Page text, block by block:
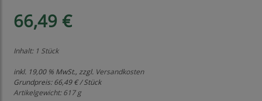
66,49 €
Inhalt: 1 Stück
inkl. 19,00 % MwSt., zzgl. Versandkosten
Grundpreis:66,49 € / Stück
Artikelgewicht: 617 g